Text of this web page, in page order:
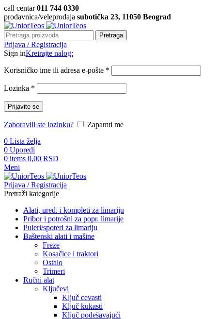
call centar011 744 0330
prodavnica/veleprodaja subotička 23, 11050 Beograd
Pretraga
Prijava / Registracija
Sign inKreirajte nalog:
Korisničko ime ili adresa e-pošte *
Lozinka *
Prijavite se
Zaboravili ste lozinku?
Zapamti me
0 Lista želja
0 Uporedi
0 items 0,00 RSD
Meni
Prijava / Registracija
Pretraži kategorije
Alati, uređ. i kompleti za limariju
Pribor i potrošni za popr. limarije
Puleri/spoteri za limariju
Baštenski alati i mašine
Freze
Kosačice i traktori
Ostalo
Trimeri
Ručni alat
Ključevi
Ključ cevasti
Ključ kukasti
Ključ podešavajući